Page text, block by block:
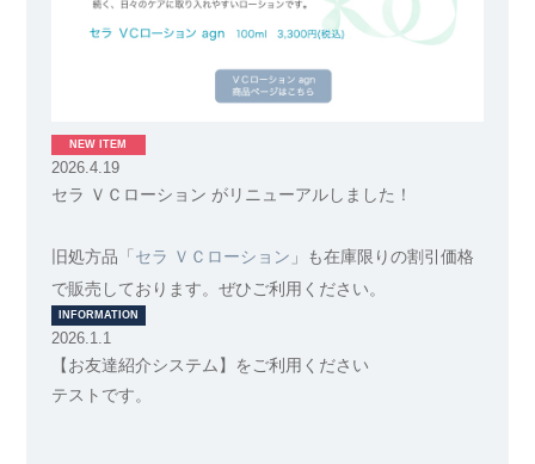
NEW ITEM
2026.4.19
セラ ＶＣローション がリニューアルしました！
旧処方品「 セラ ＶＣローション 」も在庫限りの割引価格
で販売しております。ぜひご利用ください。
INFORMATION
2026.1.1
【お友達紹介システム】をご利用ください
テストです。